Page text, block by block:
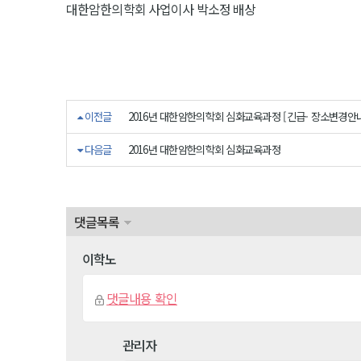
대한암한의학회 사업이사 박소정 배상
이전글 2016년 대한암한의학회 심화교육과정 [긴급- 장소변경안
다음글 2016년 대한암한의학회 심화교육과정
댓글목록
이학노
댓글내용 확인
관리자